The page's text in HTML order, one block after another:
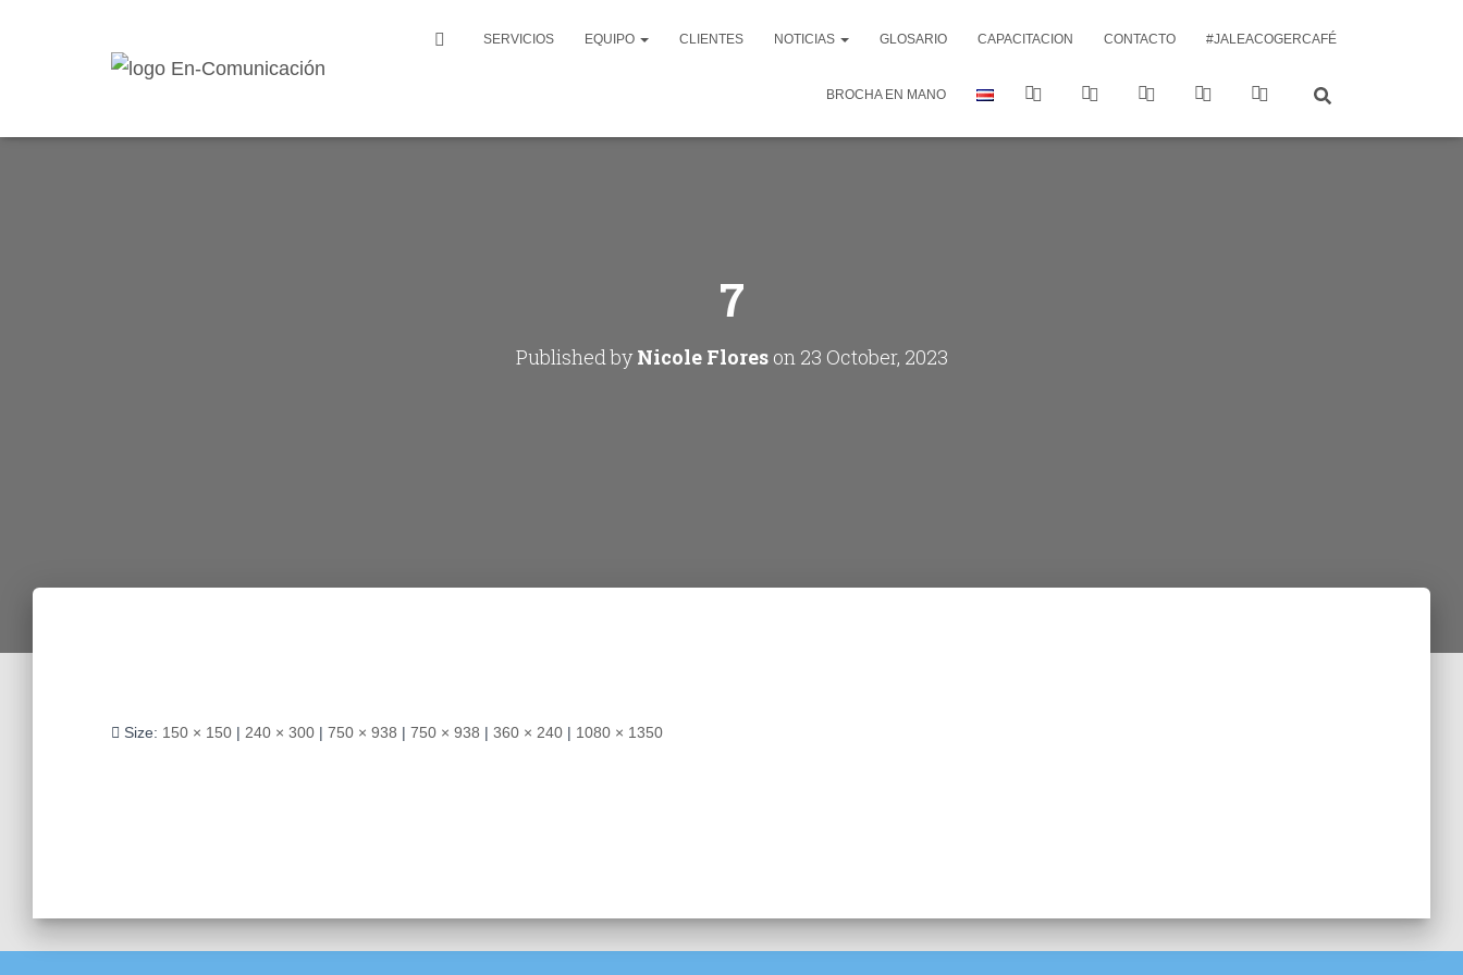
SERVICIOS EQUIPO CLIENTES NOTICIAS GLOSARIO CAPACITACION CONTACTO #JALEACOGERCAFÉ
BROCHA EN MANO
7
Published byNicole Floreson 23 October, 2023
Size: 150 × 150 | 240 × 300 | 750 × 938 | 750 × 938 | 360 × 240 | 1080 × 1350